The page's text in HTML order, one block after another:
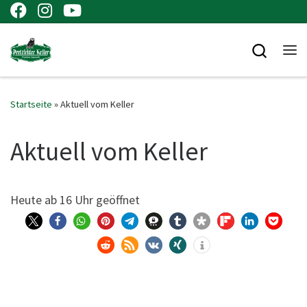
Zum Inhalt springen
Startseite »Aktuell vom Keller
Aktuell vom Keller
Heu­te ab 16 Uhr geöffnet